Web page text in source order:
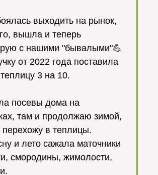
выходить на рынок,
вышла и теперь
с нашими "бывалыми"💪
от 2022 года поставила
3 на 10.
посевы дома на
там и продолжаю зимой,
перехожу в теплицы.
и лето сажала маточники
смородины, жимолости,